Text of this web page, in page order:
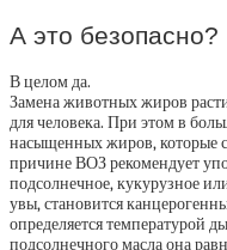
А это безопасно?
В целом да.
Замена животных жиров
для человека. При этом в
насыщенных жиров, которые
причине ВОЗ рекомендует
подсолнечное, кукурузное
увы, становится
определяется температурой
подсолнечного масла она